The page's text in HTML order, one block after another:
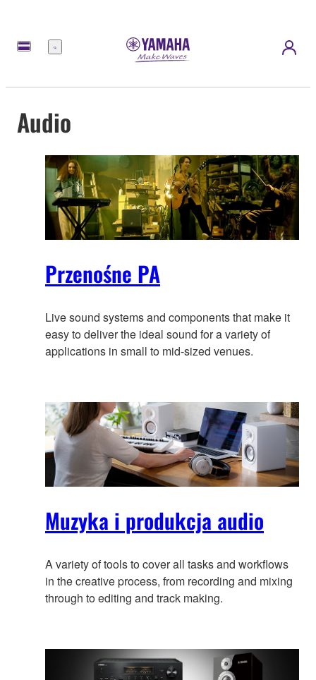
Menu
Audio
Przenośne PA
Live sound systems and components that make it
easy to deliver the ideal sound for a variety of
applications in small to mid-sized venues.
Muzyka i produkcja audio
A variety of tools to cover all tasks and workflows
in the creative process, from recording and mixing
through to editing and track making.